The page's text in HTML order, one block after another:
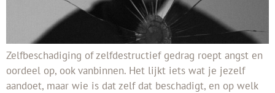
Zelfbeschadiging of zelfdestructief gedrag roept angst en
oordeel op, ook vanbinnen. Het lijkt iets wat je jezelf
aandoet, maar wie is dat zelf dat beschadigt, en op welk